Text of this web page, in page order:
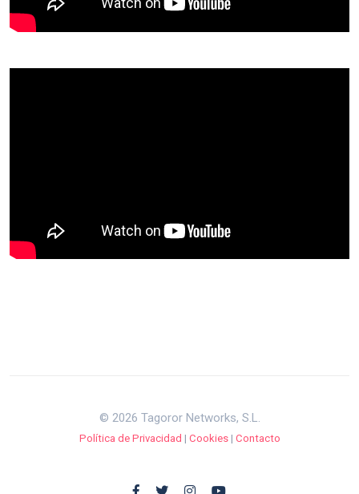
© 2026 Tagoror Networks, S.L.
Política de Privacidad | Cookies| Contacto